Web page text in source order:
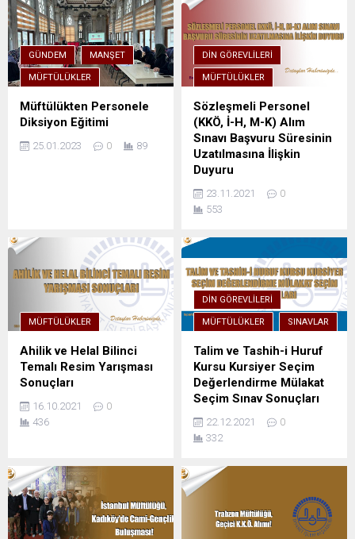
GÜNDEM MANŞET
MÜFTÜLÜKLER
Müftülükten Personele
Diksiyon Eğitimi
25.01.2023 0 89
DIN GÖREVLILERI
MÜFTÜLÜKLER
Sözleşmeli Personel
(KKÖ, İ-H, M-K) Alım
Sınavı Başvuru Süresinin
Uzatılmasına İlişkin
Duyuru
23.11.2021
0
553
MÜFTÜLÜKLER
Ahilik ve Helal Bilinci
Temalı Resim Yarışması
Sonuçları
16.10.2021
0
436
DIN GÖREVLILERI
MÜFTÜLÜKLER SINAVLAR
Talim ve Tashih-i Huruf
Kursu Kursiyer Seçim
Değerlendirme Mülakat
Seçim Sınav Sonuçları
22.12.2021
0
332